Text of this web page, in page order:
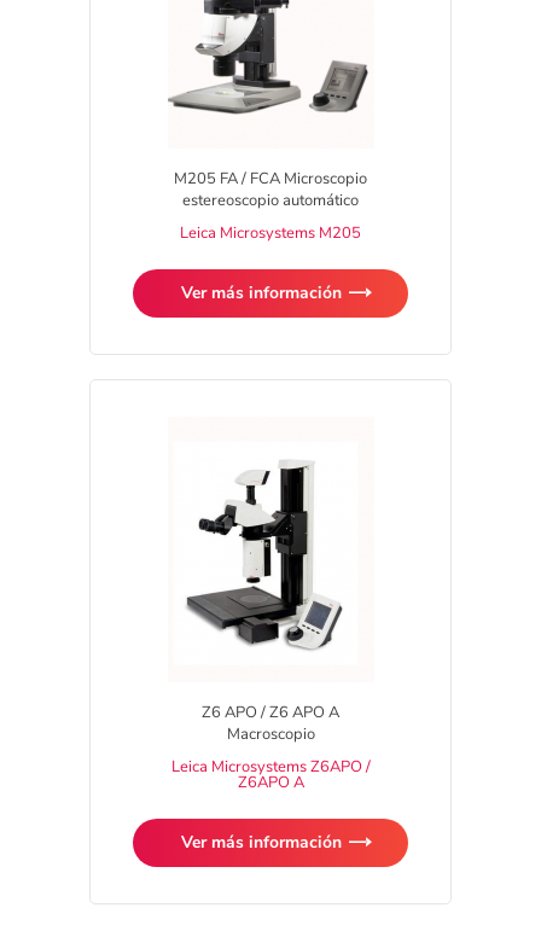
M205 FA / FCA Microscopio
estereoscopio automático
Leica Microsystems M205
Ver más información
Z6 APO / Z6 APO A
Macroscopio
Leica Microsystems Z6APO /
Z6APO A
Ver más información